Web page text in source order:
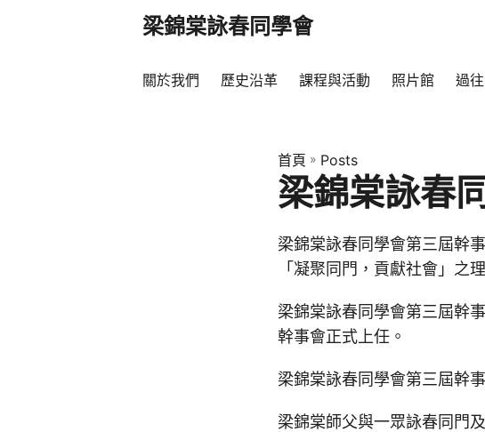
梁錦棠詠春同學會
關於我們 歷史沿革 課程與活動 照片館 過
首頁 » Posts
梁錦棠詠春
梁錦棠詠春同學會第三屆幹
「凝聚同門，貢獻社會」之
梁錦棠詠春同學會第三屆幹
幹事會正式上任。
梁錦棠詠春同學會第三屆幹
梁錦棠師父與一眾詠春同門